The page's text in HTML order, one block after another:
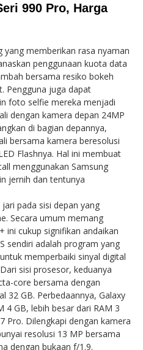
990 Pro, Harga
memberikan rasa nyaman
penggunaan kuota data
bersama resiko bokeh
Pengguna juga dapat
foto selfie mereka menjadi
dengan kamera depan 24MP
di bagian depannya,
bersama kamera beresolusi
Flashnya. Hal ini membuat
menggunakan Samsung
jernih dan tentunya
pada sisi depan yang
Secara umum memang
ini cukup signifikan andaikan
sendiri adalah program yang
memperbaiki sinyal digital
sisi prosesor, keduanya
core bersama dengan
32 GB. Perbedaannya, Galaxy
4 GB, lebih besar dari RAM 3
Pro. Dilengkapi dengan kamera
resolusi 13 MP bersama
dengan bukaan f/1.9.